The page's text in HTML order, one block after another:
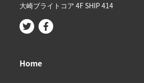
大崎ブライトコア 4F SHIP 414
Home